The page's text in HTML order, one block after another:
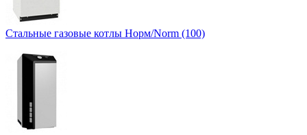
Стальные газовые котлы Норм/Norm (100)